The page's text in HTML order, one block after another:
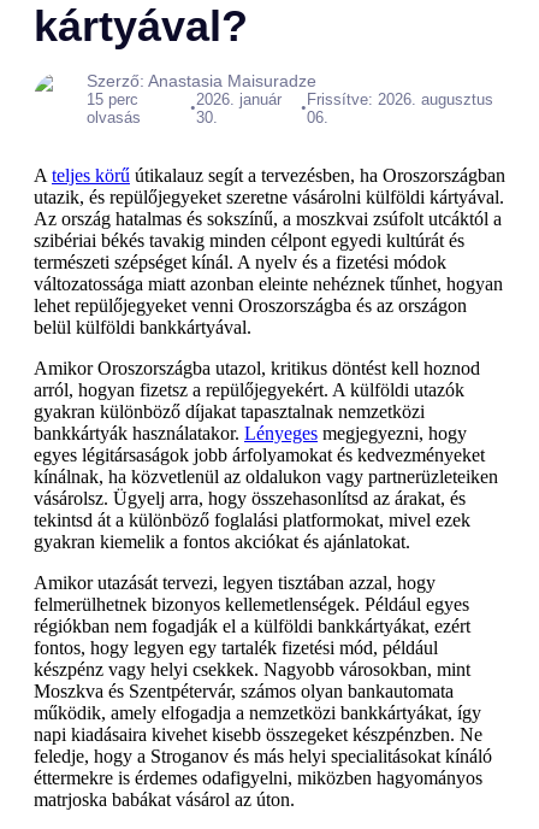
kártyával?
Szerző: Anastasia Maisuradze
15 perc
olvasás
•2026. január
30.
• Frissítve: 2026. augusztus
06.
A teljes körű útikalauz segít a tervezésben, ha Oroszországban
utazik, és repülőjegyeket szeretne vásárolni külföldi kártyával.
Az ország hatalmas és sokszínű, a moszkvai zsúfolt utcáktól a
szibériai békés tavakig minden célpont egyedi kultúrát és
természeti szépséget kínál. A nyelv és a fizetési módok
változatossága miatt azonban eleinte nehéznek tűnhet, hogyan
lehet repülőjegyeket venni Oroszországba és az országon
belül külföldi bankkártyával.
Amikor Oroszországba utazol, kritikus döntést kell hoznod
arról, hogyan fizetsz a repülőjegyekért. A külföldi utazók
gyakran különböző díjakat tapasztalnak nemzetközi
bankkártyák használatakor. Lényeges megjegyezni, hogy
egyes légitársaságok jobb árfolyamokat és kedvezményeket
kínálnak, ha közvetlenül az oldalukon vagy partnerüzleteiken
vásárolsz. Ügyelj arra, hogy összehasonlítsd az árakat, és
tekintsd át a különböző foglalási platformokat, mivel ezek
gyakran kiemelik a fontos akciókat és ajánlatokat.
Amikor utazását tervezi, legyen tisztában azzal, hogy
felmerülhetnek bizonyos kellemetlenségek. Például egyes
régiókban nem fogadják el a külföldi bankkártyákat, ezért
fontos, hogy legyen egy tartalék fizetési mód, például
készpénz vagy helyi csekkek. Nagyobb városokban, mint
Moszkva és Szentpétervár, számos olyan bankautomata
működik, amely elfogadja a nemzetközi bankkártyákat, így
napi kiadásaira kivehet kisebb összegeket készpénzben. Ne
feledje, hogy a Stroganov és más helyi specialitásokat kínáló
éttermekre is érdemes odafigyelni, miközben hagyományos
matrjoska babákat vásárol az úton.